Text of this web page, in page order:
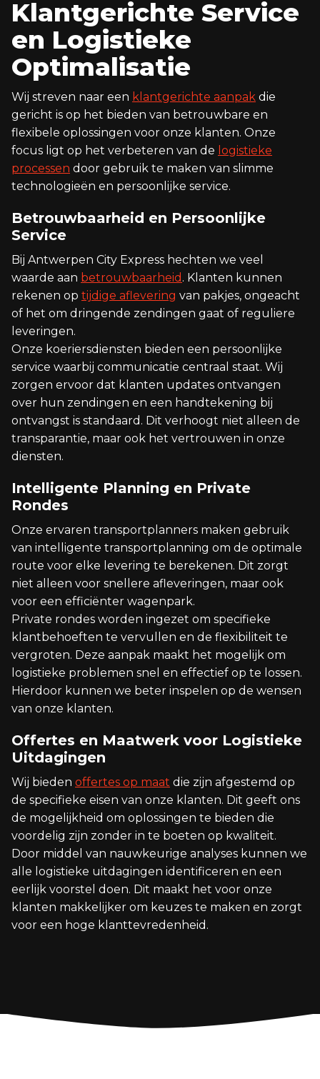
Klantgerichte Service
en Logistieke
Optimalisatie
Wij streven naar een klantgerichte aanpak die
gericht is op het bieden van betrouwbare en
flexibele oplossingen voor onze klanten. Onze
focus ligt op het verbeteren van de logistieke
processen door gebruik te maken van slimme
technologieën en persoonlijke service.
Betrouwbaarheid en Persoonlijke
Service
Bij Antwerpen City Express hechten we veel
waarde aan betrouwbaarheid . Klanten kunnen
rekenen op tijdige aflevering van pakjes, ongeacht
of het om dringende zendingen gaat of reguliere
leveringen.
Onze koeriersdiensten bieden een persoonlijke
service waarbij communicatie centraal staat. Wij
zorgen ervoor dat klanten updates ontvangen
over hun zendingen en een handtekening bij
ontvangst is standaard. Dit verhoogt niet alleen de
transparantie, maar ook het vertrouwen in onze
diensten.
Intelligente Planning en Private
Rondes
Onze ervaren transportplanners maken gebruik
van intelligente transportplanning om de optimale
route voor elke levering te berekenen. Dit zorgt
niet alleen voor snellere afleveringen, maar ook
voor een efficiënter wagenpark.
Private rondes worden ingezet om specifieke
klantbehoeften te vervullen en de flexibiliteit te
vergroten. Deze aanpak maakt het mogelijk om
logistieke problemen snel en effectief op te lossen.
Hierdoor kunnen we beter inspelen op de wensen
van onze klanten.
Offertes en Maatwerk voor Logistieke
Uitdagingen
Wij bieden offertes op maat die zijn afgestemd op
de specifieke eisen van onze klanten. Dit geeft ons
de mogelijkheid om oplossingen te bieden die
voordelig zijn zonder in te boeten op kwaliteit.
Door middel van nauwkeurige analyses kunnen we
alle logistieke uitdagingen identificeren en een
eerlijk voorstel doen. Dit maakt het voor onze
klanten makkelijker om keuzes te maken en zorgt
voor een hoge klanttevredenheid.